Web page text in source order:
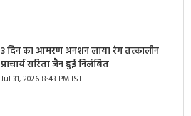
3 दिन का आमरण अनशन लाया रंग तत्कालीन
प्राचार्य सरिता जैन हुई निलंबित
Jul 31, 2026 8:43 PM IST